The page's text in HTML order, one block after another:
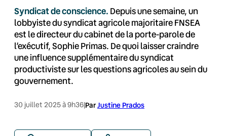
Syndicat de conscience. Depuis une semaine, un
lobbyiste du syndicat agricole majoritaire FNSEA
est le directeur du cabinet de la porte-parole de
l’exécutif, Sophie Primas. De quoi laisser craindre
une influence supplémentaire du syndicat
productiviste sur les questions agricoles au sein du
gouvernement.
30 juillet 2025 à 9h36|ParJustine Prados